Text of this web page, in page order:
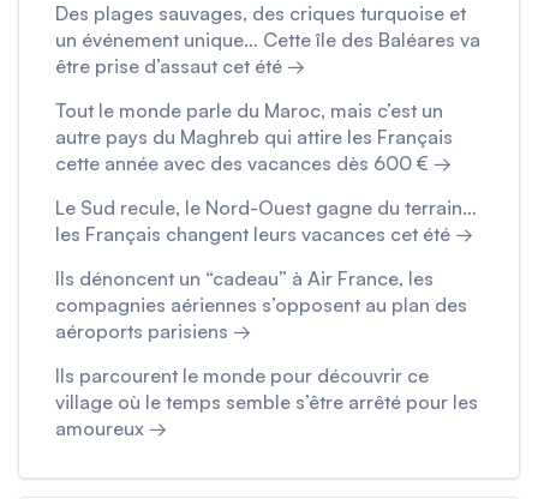
Des plages sauvages, des criques turquoise et
un événement unique… Cette île des Baléares va
être prise d’assaut cet été →
Tout le monde parle du Maroc, mais c’est un
autre pays du Maghreb qui attire les Français
cette année avec des vacances dès 600 € →
Le Sud recule, le Nord-Ouest gagne du terrain…
les Français changent leurs vacances cet été →
Ils dénoncent un “cadeau” à Air France, les
compagnies aériennes s’opposent au plan des
aéroports parisiens →
Ils parcourent le monde pour découvrir ce
village où le temps semble s’être arrêté pour les
amoureux →